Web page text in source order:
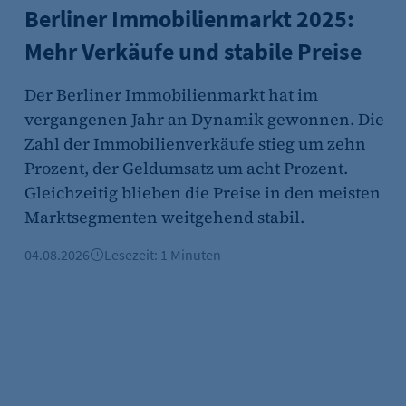
Berliner Immobilienmarkt 2025:
Mehr Verkäufe und stabile Preise
Der Berliner Immobilienmarkt hat im
vergangenen Jahr an Dynamik gewonnen. Die
Zahl der Immobilienverkäufe stieg um zehn
Prozent, der Geldumsatz um acht Prozent.
Gleichzeitig blieben die Preise in den meisten
Marktsegmenten weitgehend stabil.
04.08.2026 Lesezeit: 1 Minuten